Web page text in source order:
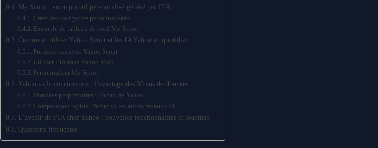
My Scout : votre portail personnalisé généré par l’IA
Créer des catégories personnalisées
Exemple de tableau de bord My Scout
Comment utiliser Yahoo Scout et les IA Yahoo au quotidien
Premiers pas avec Yahoo Scout
Utiliser l’IA dans Yahoo Mail
Personnaliser My Scout
Yahoo vs la concurrence : l’avantage des 30 ans de données
Données propriétaires : l’atout de Yahoo
Comparaison rapide : Scout vs les autres moteurs IA
L’avenir de l’IA chez Yahoo : nouvelles fonctionnalités et roadmap
Questions fréquentes